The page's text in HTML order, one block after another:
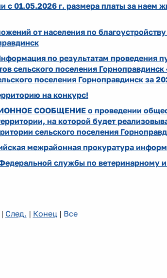
с 01.05.2026 г. размера платы за наем
от населения по
по результатам проведения
сельского поселения
поселения Горноправдинск за
на конкурс!
СООБЩЕНИЕ о проведении
на которой будет
сельского поселения
межрайонная прокуратура
службы по ветеринарному
След. | Конец | Все